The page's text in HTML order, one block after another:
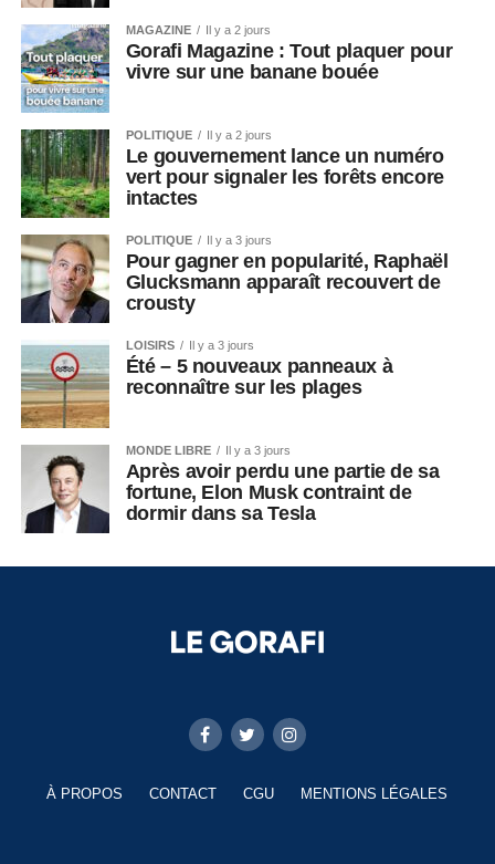
MAGAZINE Il y a 2 jours
Gorafi Magazine : Tout plaquer pour
vivre sur une banane bouée
POLITIQUE Il y a 2 jours
Le gouvernement lance un numéro
vert pour signaler les forêts encore
intactes
POLITIQUE Il y a 3 jours
Pour gagner en popularité, Raphaël
Glucksmann apparaît recouvert de
crousty
LOISIRS Il y a 3 jours
Été – 5 nouveaux panneaux à
reconnaître sur les plages
MONDE LIBRE Il y a 3 jours
Après avoir perdu une partie de sa
fortune, Elon Musk contraint de
dormir dans sa Tesla
À PROPOS CONTACT CGU MENTIONS LÉGALES